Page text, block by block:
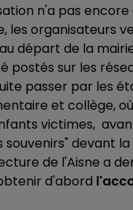
n'a pas
les organisateurs
départ de la
postés sur les
passer par les
et collège,
victimes,
souvenirs" devant
de l'Aisne a
d'abord